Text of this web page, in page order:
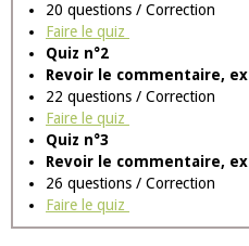
20 questions / réponses
Entraînez-vous
Questionnaire n° 4
Revoir la lettre de
28 questions / réponses
S'entraîner au jeu des
Pour revoir les études